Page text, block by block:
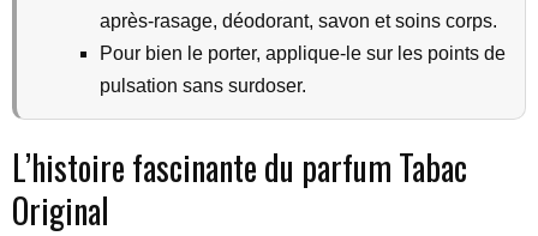
après-rasage, déodorant, savon et soins corps.
Pour bien le porter, applique-le sur les points de
pulsation sans surdoser.
L’histoire fascinante du parfum Tabac
Original